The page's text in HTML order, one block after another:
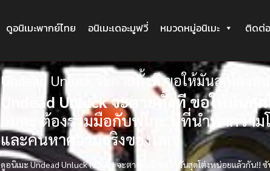
ดูอนิเมะพากย์ไทย อนิเมะเดอะมูฟวี่ หมวดหมู่อนิเมะ ติดต่
Undead Unluck จะตายทั้งที ขอให้มันสุดโต่งห
Undead Unluck จะตายทั้งที ขอให้มันสุ
อมตะ ต้องร่วมมือกับฟูโกะ ผู้ที่นำพาควา
และค้นหาความจริงของโลก!
ดูอนิเมะ Undead Unluck (2023) จะตายทั้งที ขอให้มันสุดโต่งหน่อยแล้วกัน!!